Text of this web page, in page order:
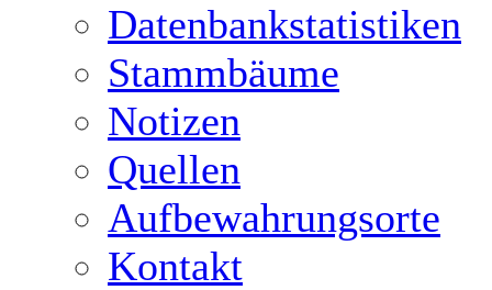
Datenbankstatistiken
Stammbäume
Notizen
Quellen
Aufbewahrungsorte
Kontakt